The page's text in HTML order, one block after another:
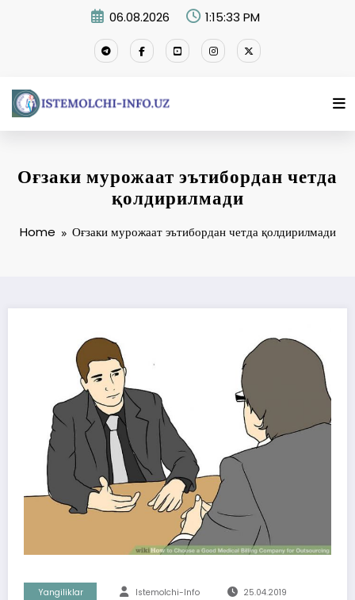
06.08.2026 1:15:33 PM
Оғзаки мурожаат эътибордан четда
қолдирилмади
Home Оғзаки мурожаат эътибордан четда қолдирилмади
Yangiliklar Istemolchi-Info 25.04.2019